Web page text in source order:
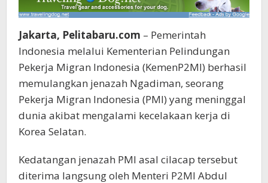
Santunan
Jaminan
Sosial
Ketenagakerjaan
Jakarta, Pelitabaru.com – Pemerintah
Indonesia melalui Kementerian Pelindungan
Pekerja Migran Indonesia (KemenP2MI) berhasil
memulangkan jenazah Ngadiman, seorang
Pekerja Migran Indonesia (PMI) yang meninggal
dunia akibat mengalami kecelakaan kerja di
Korea Selatan.
Kedatangan jenazah PMI asal cilacap tersebut
diterima langsung oleh Menteri P2MI Abdul